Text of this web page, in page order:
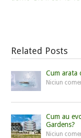
Related Posts
Cum arata
Niciun
Cum au
Gardens?
Niciun